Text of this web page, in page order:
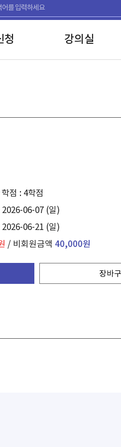
청 강의실
점 : 4학점
06-07 (일)
06-21 (일)
/ 비회원금액 40,000원
장바